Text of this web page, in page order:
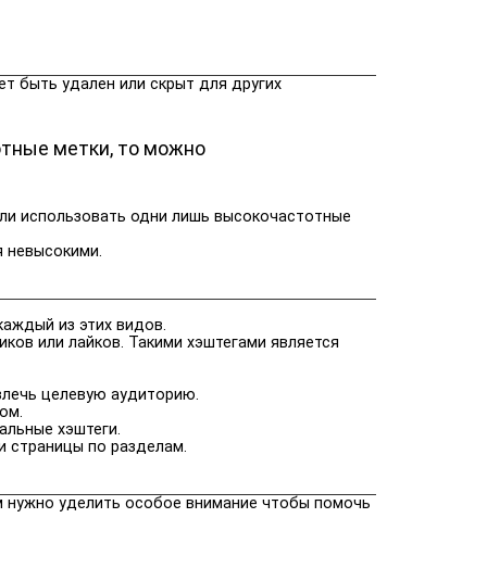
быть удален или скрыт для других
метки, то можно
использовать одни лишь высокочастотные
невысокими.
из этих видов.
или лайков. Такими хэштегами является
целевую аудиторию.
хэштеги.
страницы по разделам.
нужно уделить особое внимание чтобы помочь